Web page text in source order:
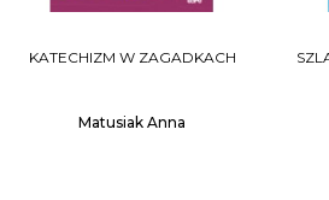
KATECHIZM W ZAGADKACH
Matusiak Anna